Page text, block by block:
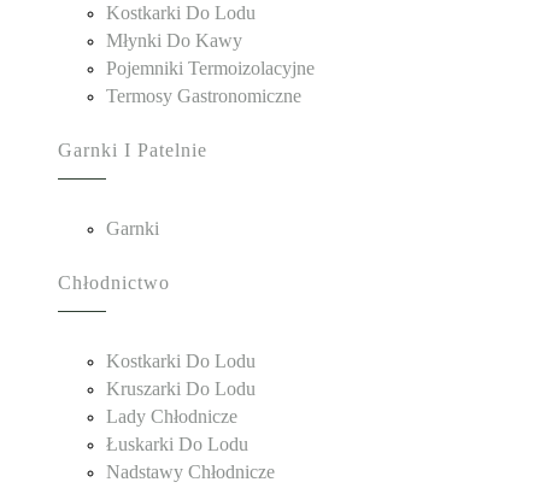
Kostkarki Do Lodu
Młynki Do Kawy
Pojemniki Termoizolacyjne
Termosy Gastronomiczne
Garnki I Patelnie
Garnki
Chłodnictwo
Kostkarki Do Lodu
Kruszarki Do Lodu
Lady Chłodnicze
Łuskarki Do Lodu
Nadstawy Chłodnicze